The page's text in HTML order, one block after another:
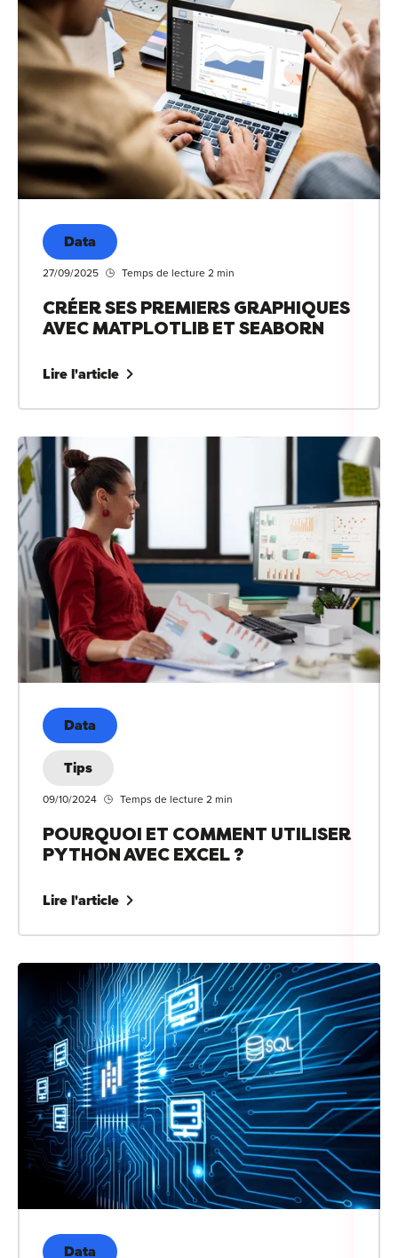
Data
27/09/2025 Temps de lecture 2 min
CRÉER SES PREMIERS GRAPHIQUES
AVEC MATPLOTLIB ET SEABORN
Lire l'article
Data
Tips
09/10/2024 Temps de lecture 2 min
POURQUOI ET COMMENT UTILISER
PYTHON AVEC EXCEL ?
Lire l'article
Data